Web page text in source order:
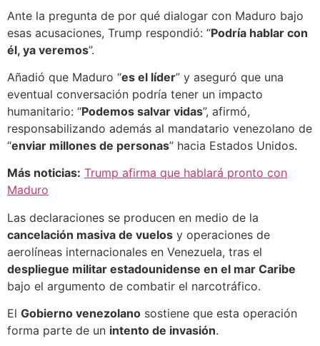
Ante la pregunta de por qué dialogar con Maduro bajo
esas acusaciones, Trump respondió: “Podría hablar con
él, ya veremos”.
Añadió que Maduro “es el líder” y aseguró que una
eventual conversación podría tener un impacto
humanitario: “Podemos salvar vidas”, afirmó,
responsabilizando además al mandatario venezolano de
“enviar millones de personas” hacia Estados Unidos.
Más noticias: Trump afirma que hablará pronto con
Maduro
Las declaraciones se producen en medio de la
cancelación masiva de vuelos y operaciones de
aerolíneas internacionales en Venezuela, tras el
despliegue militar estadounidense en el mar Caribe
bajo el argumento de combatir el narcotráfico.
El Gobierno venezolano sostiene que esta operación
forma parte de un intento de invasión.